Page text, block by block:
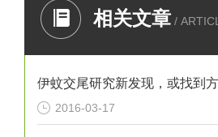
相关文章 /
2016-03-17